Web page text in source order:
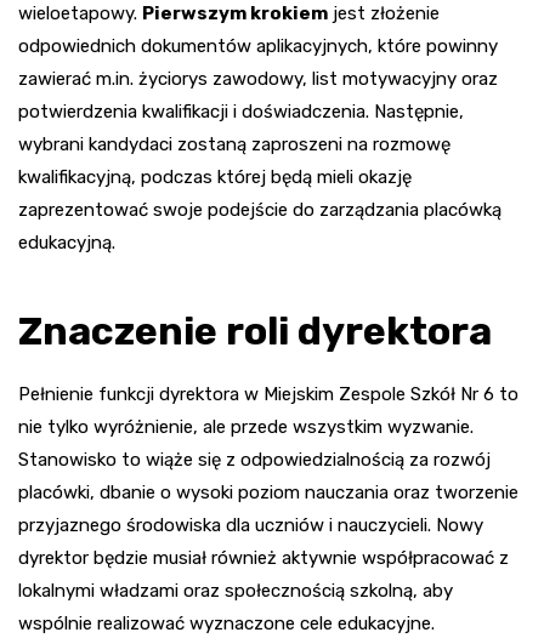
wieloetapowy. Pierwszym krokiem jest złożenie
odpowiednich dokumentów aplikacyjnych, które powinny
zawierać m.in. życiorys zawodowy, list motywacyjny oraz
potwierdzenia kwalifikacji i doświadczenia. Następnie,
wybrani kandydaci zostaną zaproszeni na rozmowę
kwalifikacyjną, podczas której będą mieli okazję
zaprezentować swoje podejście do zarządzania placówką
edukacyjną.
Znaczenie roli dyrektora
Pełnienie funkcji dyrektora w Miejskim Zespole Szkół Nr 6 to
nie tylko wyróżnienie, ale przede wszystkim wyzwanie.
Stanowisko to wiąże się z odpowiedzialnością za rozwój
placówki, dbanie o wysoki poziom nauczania oraz tworzenie
przyjaznego środowiska dla uczniów i nauczycieli. Nowy
dyrektor będzie musiał również aktywnie współpracować z
lokalnymi władzami oraz społecznością szkolną, aby
wspólnie realizować wyznaczone cele edukacyjne.